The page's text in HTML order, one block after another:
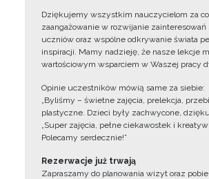
Dziękujemy wszystkim nauczycielom za
zaangażowanie w rozwijanie zainteresowań
uczniów oraz wspólne odkrywanie świata
inspiracji. Mamy nadzieję, że nasze lekcje
wartościowym wsparciem w Waszej pracy
Opinie uczestników mówią same za siebie:
„Byliśmy – świetne zajęcia, prelekcja,
plastyczne. Dzieci były zachwycone,
„Super zajęcia, pełne ciekawostek i
Polecamy serdecznie!”
Rezerwacje już trwają
Zapraszamy do planowania wizyt oraz